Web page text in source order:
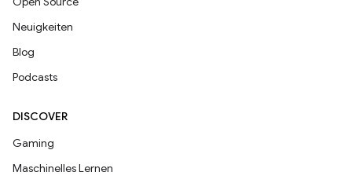
Neuigkeiten
Blog
Podcasts
DISCOVER
Gaming
Maschinelles Lernen